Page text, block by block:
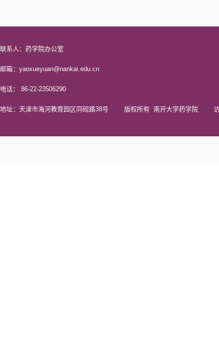
联系人：药学院办公室
邮箱：yaoxueyuan@nankai.edu.cn
电话： 86-22-23506290
地址：天津市海河教育园区同砚路38号 版权所有 南开大学药学院 访